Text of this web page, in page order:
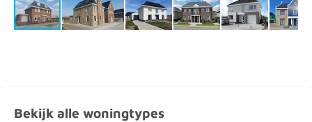
Bekijk alle woningtypes